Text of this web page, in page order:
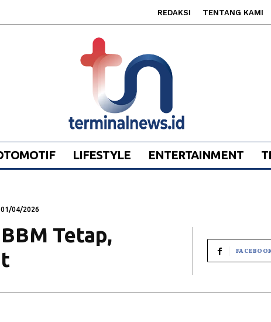
REDAKSI TENTANG KAMI
LIFESTYLE ENTERTAINMENT
01/04/2026
Tetap,